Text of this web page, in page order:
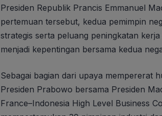
Presiden Republik Prancis Emmanuel
pertemuan tersebut, kedua pemimpin
strategis serta peluang peningkatan
menjadi kepentingan bersama kedua
Sebagai bagian dari upaya mempererat
Presiden Prabowo bersama Presiden
France–Indonesia High Level Business